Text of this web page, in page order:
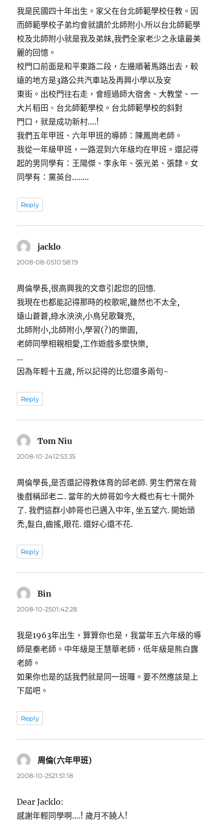
我是民國四十年出生。家父在台北師範學校任教。因
而師範學校子弟均會就讀於北師附小.所以台北師範學
校及北師附小就是我及弟妹,我們全家老少之永遠最美
麗的回憶。
校門口前面是和平東路二段，左邊順著馬路出去，較
遠的地方是3路公共汽車站及再興小學以及安
東街。出校門往右走，會經過師大宿舍、大教堂、一
大片稻田、台北師範學校。台北師範學校的斜對
門口，就是成功新村….!
我們五年甲班、六年甲班的導師：陳鳳崗老師。
我從一年級甲班，一路混到六年級均在甲班。還記得
起的男同學有：王陽傑、李永年、張光弟、張隸。女
同學有：黨英台……..
Reply
jacklo
示:
2008-08-0510:58:19
周倫學長,很高興我的文章引起您的回憶.
我現在也都能記得那時的校歌呢,雖然也不太全,
遠山蒼蒼,綠水泱泱,小鳥兒歌聲亮,
北師附小,北師附小,學習(?)的樂園,
老師同學相親相愛,工作遊戲多麼快樂,
…
因為年輕十五歲, 所以記得的比您還多兩句~
Reply
Tom Niu
示:
2008-10-2412:53:35
周倫學長,是否還記得教体育的邱老師. 男生們常在背
後戲稱邱老ニ. 當年的大帥哥如今大概也有七十開外
了. 我們這群小帥哥也已邁入中年, 坐五望六. 開始頭
禿,髮白,齒搖,眼花. 還好心還不花.
Reply
Bin
示:
2008-10-2501:42:28
我是1963年出生，算算你也是，我當年五六年級的導
師是秦老師。中年級是王慧華老師，低年級是熊白露
老師。
如果你也是的話我們就是同一班囉。要不然應該是上
下屆吧。
Reply
周倫(六年甲班)
2008-10-2521:51:18
Dear Jacklo:
感謝年輕同學啊….! 歲月不饒人!